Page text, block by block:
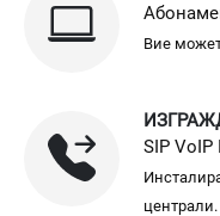
Вие
SIP
централи.